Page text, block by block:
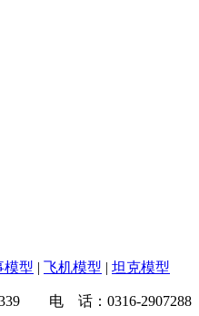
模型 | 飞机模型 | 坦克模型
电 话：0316-2907288